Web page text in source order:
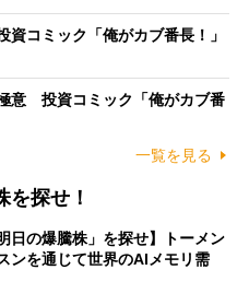
コミック「俺がカブ番長！」
意 投資コミック「俺がカブ番
一覧を見る
を探せ！
日の爆騰株」を探せ】トーメン
ンを通じて世界のAIメモリ需